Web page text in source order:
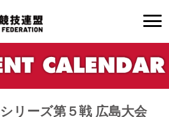
リーズ第５戦 広島大会